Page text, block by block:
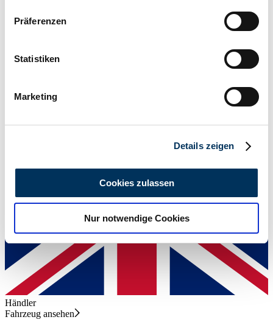
Informationen über Ihre geografische Lage
können
bestimmten Merkmalen (Fingerprinting) identifizieren
Erfahren Sie mehr darüber, wie Ihre persönlichen Daten
analysieren. Außerdem geben wir Informationen zu Ihrer
Verwendung unserer Website an unsere Partner für
soziale Medien, Werbung und Analysen weiter. Unsere
Partner führen diese Informationen möglicherweise mit
weiteren Daten zusammen, die Sie ihnen bereitgestellt
haben oder die sie im Rahmen Ihrer Nutzung der Dienste
gesammelt haben.Datenschutzerklärung
Präferenzen
Statistiken
Marketing
Details zeigen
Cookies zulassen
Nur notwendige Cookies
Händler
Händler
Fahrzeug ansehen